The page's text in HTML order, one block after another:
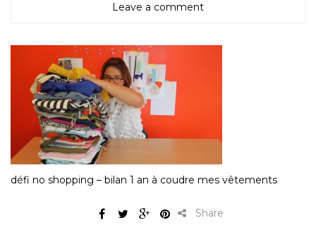
Leave a comment
défi no shopping – bilan 1 an à coudre mes vêtements
Share